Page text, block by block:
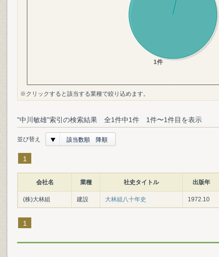
※クリックすると該当する業種で絞り込めます。
"中川敏雄"索引の検索結果 全1件中1件 1件〜1件目を表示
並び替え 該当数順 降順
1
会社名 業種 社史タイトル 出版年
(株)大林組 建設 大林組八十年史 1972.10
1